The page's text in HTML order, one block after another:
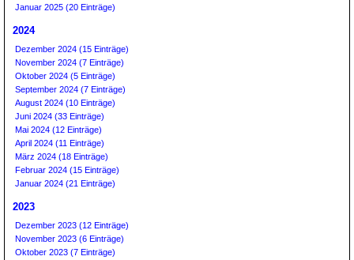
Januar 2025 (20 Einträge)
2024
Dezember 2024 (15 Einträge)
November 2024 (7 Einträge)
Oktober 2024 (5 Einträge)
September 2024 (7 Einträge)
August 2024 (10 Einträge)
Juni 2024 (33 Einträge)
Mai 2024 (12 Einträge)
April 2024 (11 Einträge)
März 2024 (18 Einträge)
Februar 2024 (15 Einträge)
Januar 2024 (21 Einträge)
2023
Dezember 2023 (12 Einträge)
November 2023 (6 Einträge)
Oktober 2023 (7 Einträge)